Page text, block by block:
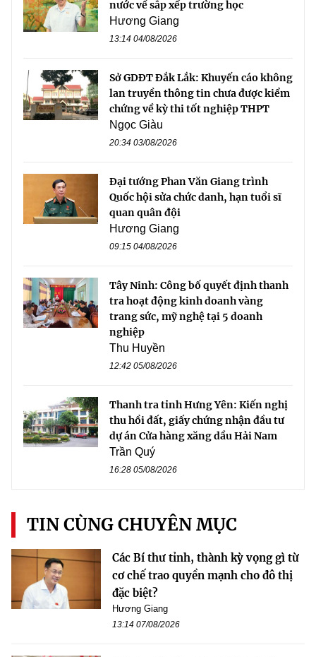
nước về sắp xếp trường học
Hương Giang
13:14 04/08/2026
Sở GDĐT Đắk Lắk: Khuyến cáo không
lan truyền thông tin chưa được kiểm
chứng về kỳ thi tốt nghiệp THPT
Ngọc Giàu
20:34 03/08/2026
Đại tướng Phan Văn Giang trình
Quốc hội sửa chức danh, hạn tuổi sĩ
quan quân đội
Hương Giang
09:15 04/08/2026
Tây Ninh: Công bố quyết định thanh
tra hoạt động kinh doanh vàng
trang sức, mỹ nghệ tại 5 doanh
nghiệp
Thu Huyền
12:42 05/08/2026
Thanh tra tỉnh Hưng Yên: Kiến nghị
thu hồi đất, giấy chứng nhận đầu tư
dự án Cửa hàng xăng dầu Hải Nam
Trần Quý
16:28 05/08/2026
TIN CÙNG CHUYÊN MỤC
Các Bí thư tỉnh, thành kỳ vọng gì từ
cơ chế trao quyền mạnh cho đô thị
đặc biệt?
Hương Giang
13:14 07/08/2026